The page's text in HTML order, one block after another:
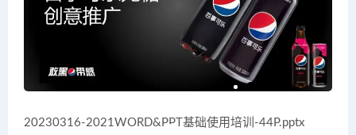
20230316-2021WORD&PPT基础使用培训-44P.pptx